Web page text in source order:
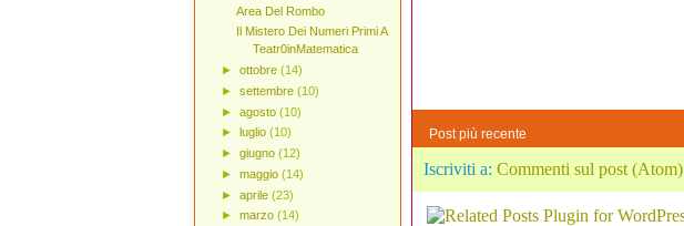
Post più recente
Iscriviti a: Commenti sul post (Atom)
Area Del Rombo
Il Mistero Dei Numeri Primi A
Teatr0inMatematica
► ottobre (14)
► settembre (10)
► agosto (10)
►
luglio (10)
► giugno (12)
► maggio (14)
► aprile (23)
► marzo (14)